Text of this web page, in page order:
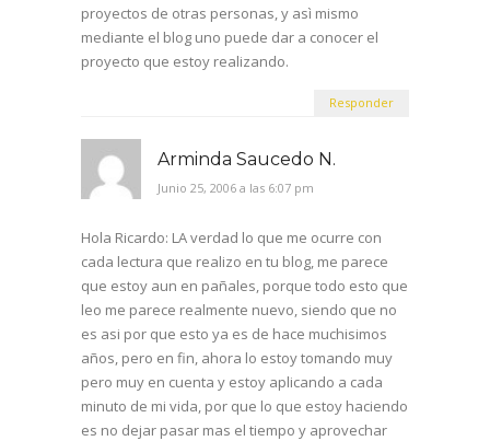
proyectos de otras personas, y asì mismo
mediante el blog uno puede dar a conocer el
proyecto que estoy realizando.
Responder
Arminda Saucedo N.
Junio 25, 2006 a las 6:07 pm
Hola Ricardo: LA verdad lo que me ocurre con
cada lectura que realizo en tu blog, me parece
que estoy aun en pañales, porque todo esto que
leo me parece realmente nuevo, siendo que no
es asi por que esto ya es de hace muchisimos
años, pero en fin, ahora lo estoy tomando muy
pero muy en cuenta y estoy aplicando a cada
minuto de mi vida, por que lo que estoy haciendo
es no dejar pasar mas el tiempo y aprovechar